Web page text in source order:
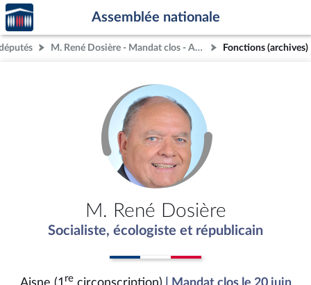
Aller au contenu
Aller en bas de la page
Accèder
à la
page
d'accueil
Assemblée nationale
M. René Dosière - Mandat clos - Aisne (1re circonscription) Fonctions (archives)
M. René Dosière
Socialiste, écologiste et républicain
Aisne (1recirconscription)
| Mandat clos le 20 juin